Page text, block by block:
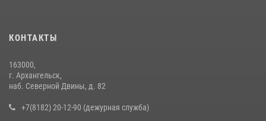
КОНТАКТЫ
163000,
г. Архангельск,
наб. Северной Двины, д. 82
+7(8182) 20-12-90 (дежурная служба)